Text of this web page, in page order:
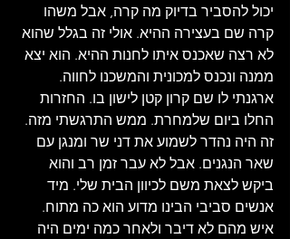
יכול להסביר בדיוק מה קרה, אבל משהו
קרה שם בעצירה ההיא. אולי זה בגלל שהוא
לא רצה שאכנס איתו לחנות ההיא. הוא יצא
ממנה ונכנס למכונית והמשכנו לחווה.
ארגנתי לו שם קרון קטן לישון בו. החזרות
החלו ביום שלמחרת. ממש התרגשתי מזה.
זה היה נהדר לשמוע את דני שר ומנגן עם
שאר הנגנים. אבל לא עבר זמן רב והוא
ביקש לצאת משם לכיוון הבית שלי. מיד
אנשים סביבי הבינו מדוע הוא כה מתוח.
איש מהם לא דיבר ולאחר כמה ימים היה